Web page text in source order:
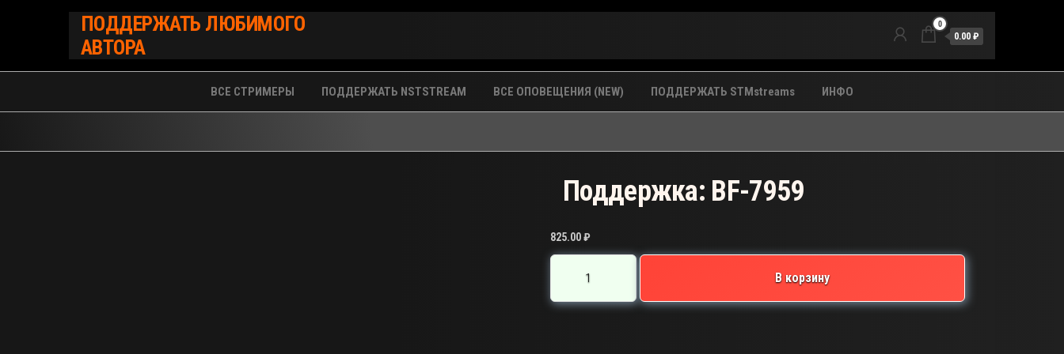
содержимому
ПОДДЕРЖАТЬ ЛЮБИМОГО
АВТОРА
0
0.00 ₽
ВСЕ СТРИМЕРЫ ПОДДЕРЖАТЬ NSTSTREAM ВСЕ ОПОВЕЩЕНИЯ (NEW) ПОДДЕРЖАТЬ STMstreams ИНФО
Поддержка: BF-7959
825.00₽
Количество
товара
Поддержка:
В корзину